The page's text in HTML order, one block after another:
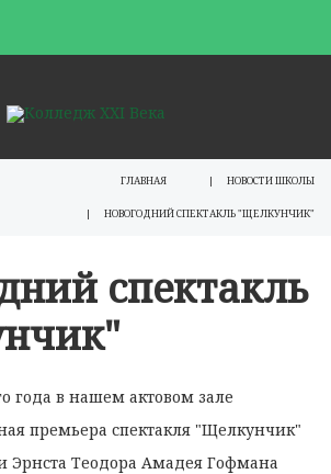
ГЛАВНАЯ НОВОСТИ ШКОЛЫ
НОВОГОДНИЙ СПЕКТАКЛЬ "ЩЕЛКУНЧИК"
спектакль
года в нашем актовом зале
премьера спектакля "Щелкунчик"
Эрнста Теодора Амадея Гофмана